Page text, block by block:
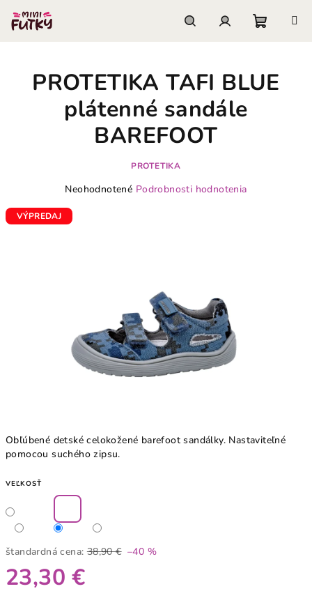
obsah
košík
Obľúbené detské celokožené barefoot sandálky. Nastaviteľné
pomocou suchého zipsu.
VEĽKOSŤ
štandardná cena: 38,90 € –40 %
23,30 €
PROTETIKA TAFI BLUE
plátenné sandále
BAREFOOT
PROTETIKA
Priemerné
produktu
Neohodnotené Podrobnosti hodnotenia
VÝPREDAJ